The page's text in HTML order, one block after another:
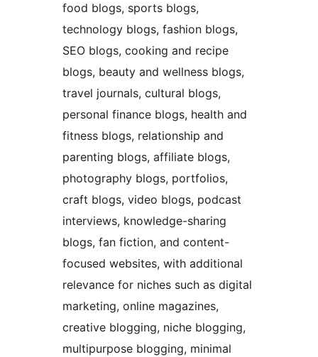
food blogs, sports blogs,
technology blogs, fashion blogs,
SEO blogs, cooking and recipe
blogs, beauty and wellness blogs,
travel journals, cultural blogs,
personal finance blogs, health and
fitness blogs, relationship and
parenting blogs, affiliate blogs,
photography blogs, portfolios,
craft blogs, video blogs, podcast
interviews, knowledge-sharing
blogs, fan fiction, and content-
focused websites, with additional
relevance for niches such as digital
marketing, online magazines,
creative blogging, niche blogging,
multipurpose blogging, minimal